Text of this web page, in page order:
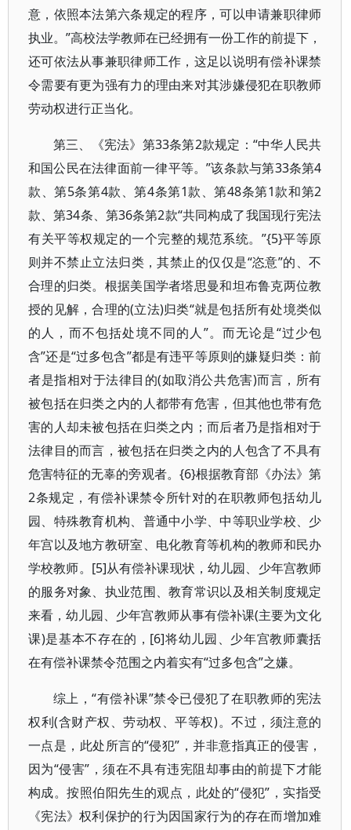
意，依照本法第六条规定的程序，可以申请兼职律师
执业。”高校法学教师在已经拥有一份工作的前提下，
还可依法从事兼职律师工作，这足以说明有偿补课禁
令需要有更为强有力的理由来对其涉嫌侵犯在职教师
劳动权进行正当化。
第三、《宪法》第33条第2款规定：“中华人民共
和国公民在法律面前一律平等。”该条款与第33条第4
款、第5条第4款、第4条第1款、第48条第1款和第2
款、第34条、第36条第2款“共同构成了我国现行宪法
有关平等权规定的一个完整的规范系统。”{5}平等原
则并不禁止立法归类，其禁止的仅仅是“恣意”的、不
合理的归类。根据美国学者塔思曼和坦布鲁克两位教
授的见解，合理的(立法)归类“就是包括所有处境类似
的人，而不包括处境不同的人”。而无论是“过少包
含”还是“过多包含”都是有违平等原则的嫌疑归类：前
者是指相对于法律目的(如取消公共危害)而言，所有
被包括在归类之内的人都带有危害，但其他也带有危
害的人却未被包括在归类之内；而后者乃是指相对于
法律目的而言，被包括在归类之内的人包含了不具有
危害特征的无辜的旁观者。{6}根据教育部《办法》第
2条规定，有偿补课禁令所针对的在职教师包括幼儿
园、特殊教育机构、普通中小学、中等职业学校、少
年宫以及地方教研室、电化教育等机构的教师和民办
学校教师。[5]从有偿补课现状，幼儿园、少年宫教师
的服务对象、执业范围、教育常识以及相关制度规定
来看，幼儿园、少年宫教师从事有偿补课(主要为文化
课)是基本不存在的，[6]将幼儿园、少年宫教师囊括
在有偿补课禁令范围之内着实有“过多包含”之嫌。
综上，“有偿补课”禁令已侵犯了在职教师的宪法
权利(含财产权、劳动权、平等权)。不过，须注意的
一点是，此处所言的“侵犯”，并非意指真正的侵害，
因为“侵害”，须在不具有违宪阻却事由的前提下才能
构成。按照伯阳先生的观点，此处的“侵犯”，实指受
《宪法》权利保护的行为因国家行为的存在而增加难